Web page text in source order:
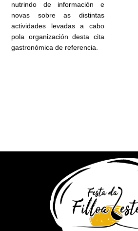
nutrindo de información e
novas sobre as distintas
actividades levadas a cabo
pola organización desta cita
gastronómica de referencia.